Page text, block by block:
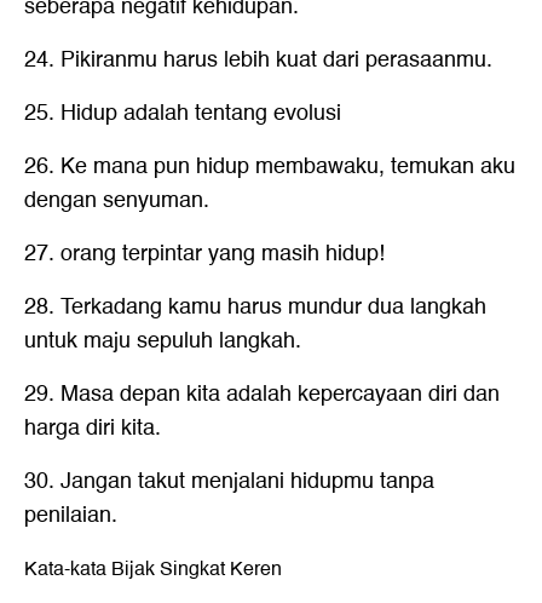
24. Pikiranmu harus lebih kuat dari perasaanmu.
25. Hidup adalah tentang evolusi
26. Ke mana pun hidup membawaku, temukan aku
dengan senyuman.
27. orang terpintar yang masih hidup!
28. Terkadang kamu harus mundur dua langkah
untuk maju sepuluh langkah.
29. Masa depan kita adalah kepercayaan diri dan
harga diri kita.
30. Jangan takut menjalani hidupmu tanpa
penilaian.
Kata-kata Bijak Singkat Keren